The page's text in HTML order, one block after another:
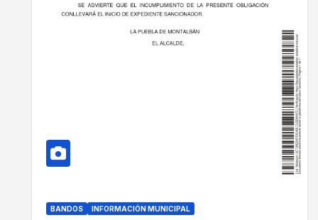
BANDOS INFORMACIÓN MUNICIPAL